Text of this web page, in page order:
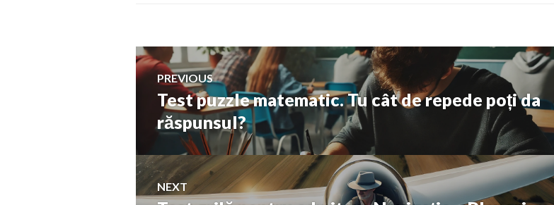
Navigare
articole
PREVIOUS
Previous
post:
Test puzzle matematic. Tu cât de repede poți da
răspunsul?
NEXT